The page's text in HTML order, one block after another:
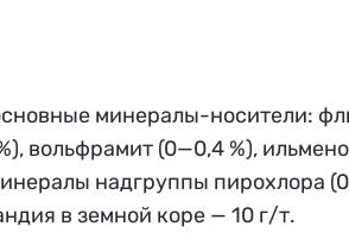
минералы-носители:
вольфрамит (0—0,4 %),
надгруппы пирохлора
в земной коре — 10 г/т.